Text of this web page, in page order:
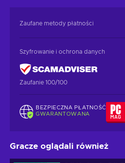
Zaufane metody płatności
Szyfrowanie i ochrona danych
Zaufanie 100/100
BEZPIECZNA PŁATNOŚĆ
GWARANTOWANA
Gracze oglądali również